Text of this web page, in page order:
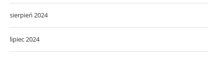
sierpień 2024
lipiec 2024